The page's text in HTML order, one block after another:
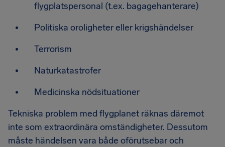
flygplatspersonal (t.ex. bagagehanterare)
Politiska oroligheter eller krigshändelser
Terrorism
Naturkatastrofer
Medicinska nödsituationer
Tekniska problem med flygplanet räknas däremot
inte som extraordinära omständigheter. Dessutom
måste händelsen vara både oförutsebar och